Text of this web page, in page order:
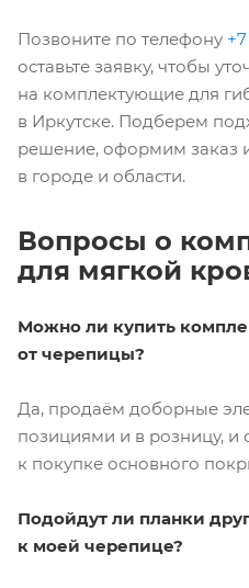
Позвоните по телефону
оставьте заявку, чтобы
на комплектующие для
в Иркутске. Подберем
решение, оформим заказ
в городе и области.
Вопросы о
для мягкой
Можно ли купить
от черепицы?
Да, продаём доборные
позициями и в розницу, и
к покупке основного
Подойдут ли планки
к моей черепице?